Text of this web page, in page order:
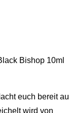
Bishop 10ml
euch bereit
wird von